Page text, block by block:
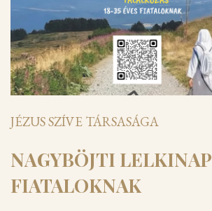
JÉZUS SZÍVE TÁRSASÁGA
NAGYBÖJTI LELKINAP
FIATALOKNAK